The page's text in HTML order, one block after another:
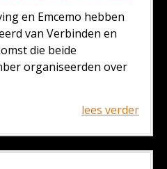
en Emcemo hebben
van Verbinden en
die beide
organiseerden over
lees verder